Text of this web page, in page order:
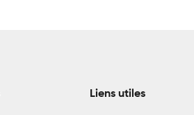
Liens utiles